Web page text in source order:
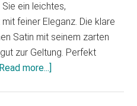
ein leichtes,
feiner Eleganz. Die klare
Satin mit seinem zarten
zur Geltung. Perfekt
more...]